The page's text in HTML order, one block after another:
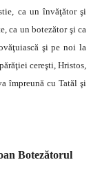
ca un învăţător şi
ca un botezător şi ca
şi pe noi la
cereşti, Hristos,
împreună cu Tatăl şi
Botezătorul